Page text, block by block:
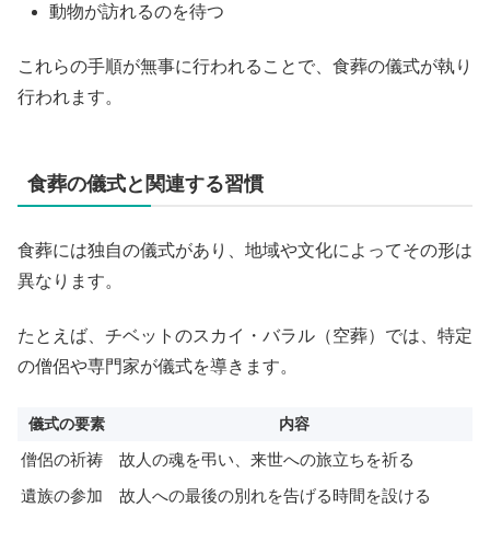
動物が訪れるのを待つ
これらの手順が無事に行われることで、食葬の儀式が執り
行われます。
食葬の儀式と関連する習慣
食葬には独自の儀式があり、地域や文化によってその形は
異なります。
たとえば、チベットのスカイ・バラル（空葬）では、特定
の僧侶や専門家が儀式を導きます。
儀式の要素 内容
僧侶の祈祷
故人の魂を弔い、来世への旅立ちを祈る
遺族の参加
故人への最後の別れを告げる時間を設ける